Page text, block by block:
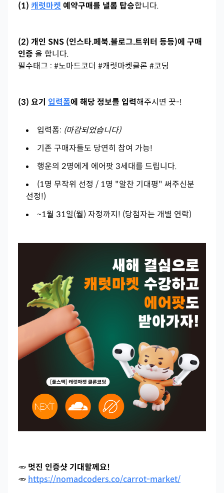
(1) 캐럿마켓 예약구매를 낼롬 탑승합니다.
(2) 개인 SNS (인스타.페북.블로그.트위터 등등)에 구매
인증 을 합니다.
필수태그 : #노마드코더 #캐럿마켓클론 #코딩
(3) 요기 입력폼에 해당 정보를 입력해주시면 끗-!
입력폼: (마감되었습니다)
기존 구매자들도 당연히 참여 가능!
행운의 2명에게 에어팟 3세대를 드립니다.
(1명 무작위 선정 / 1명 "알찬 기대평" 써주신분
선정!)
~1월 31일(월) 자정까지! (당첨자는 개별 연락)
🥕 멋진 인증샷 기대할께요!
🥕 https://nomadcoders.co/carrot-market/